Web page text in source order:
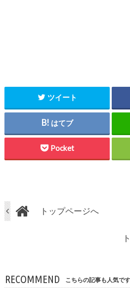
ツイート
はてブ
Pocket
トップページへ
RECOMMEND こちらの記事も人気です